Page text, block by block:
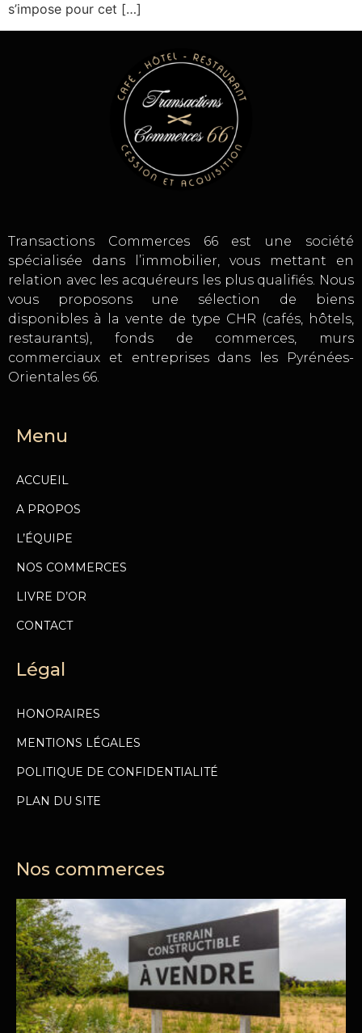
s’impose pour cet […]
Transactions Commerces 66 est une société
spécialisée dans l’immobilier, vous mettant en
relation avec les acquéreurs les plus qualifiés. Nous
vous proposons une sélection de biens
disponibles à la vente de type CHR (cafés, hôtels,
restaurants), fonds de commerces, murs
commerciaux et entreprises dans les Pyrénées-
Orientales 66.
Menu
ACCUEIL
A PROPOS
L’ÉQUIPE
NOS COMMERCES
LIVRE D’OR
CONTACT
Légal
HONORAIRES
MENTIONS LÉGALES
POLITIQUE DE CONFIDENTIALITÉ
PLAN DU SITE
Nos commerces